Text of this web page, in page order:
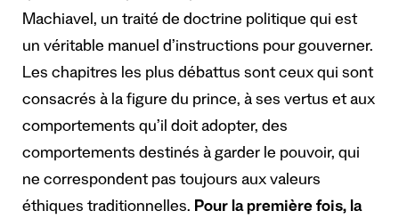
Machiavel, un traité de doctrine politique qui est
un véritable manuel d’instructions pour gouverner.
Les chapitres les plus débattus sont ceux qui sont
consacrés à la figure du prince, à ses vertus et aux
comportements qu’il doit adopter, des
comportements destinés à garder le pouvoir, qui
ne correspondent pas toujours aux valeurs
éthiques traditionnelles. Pour la première fois, la